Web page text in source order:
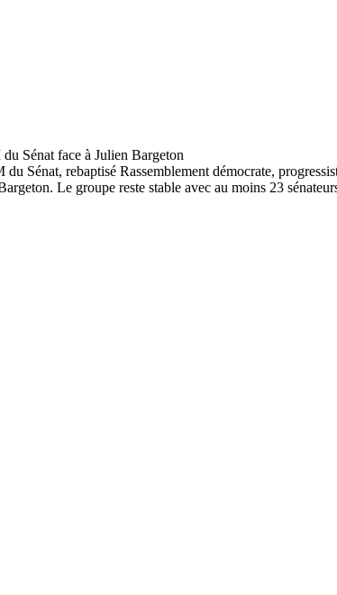
Sénat, rebaptisé Rassemblement démocrate,
Le groupe reste stable avec au moins 23